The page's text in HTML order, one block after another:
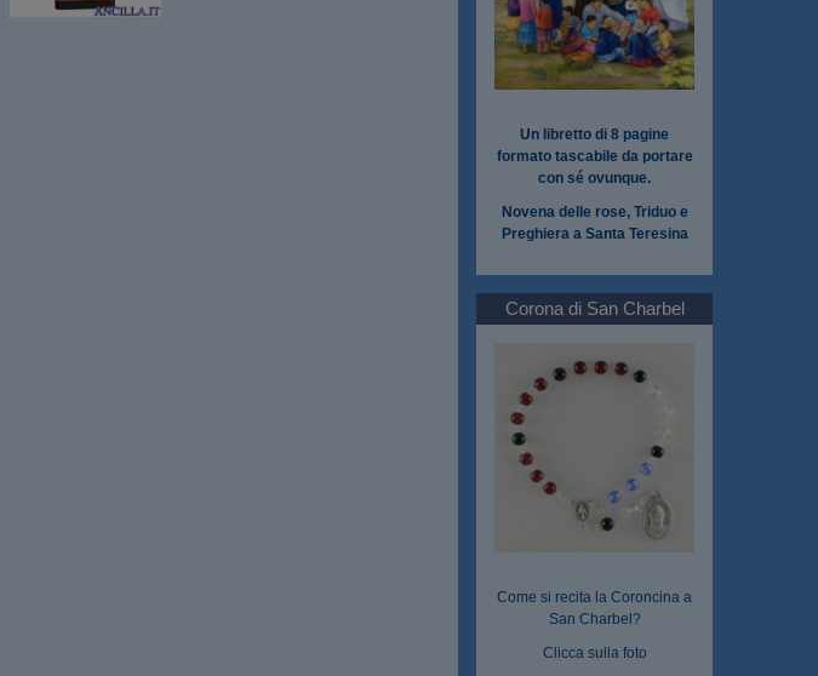
Un libretto di 8 pagine
formato tascabile da portare
con sé ovunque.
Novena delle rose, Triduo e
Preghiera a Santa Teresina
Corona di San Charbel
Come si recita la Coroncina a
San Charbel?
Clicca sulla foto